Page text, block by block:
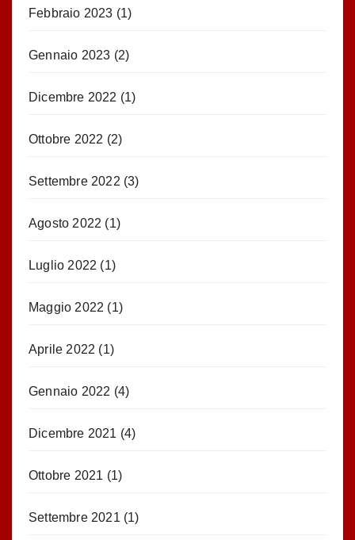
Febbraio 2023 (1)
Gennaio 2023 (2)
Dicembre 2022 (1)
Ottobre 2022 (2)
Settembre 2022 (3)
Agosto 2022 (1)
Luglio 2022 (1)
Maggio 2022 (1)
Aprile 2022 (1)
Gennaio 2022 (4)
Dicembre 2021 (4)
Ottobre 2021 (1)
Settembre 2021 (1)